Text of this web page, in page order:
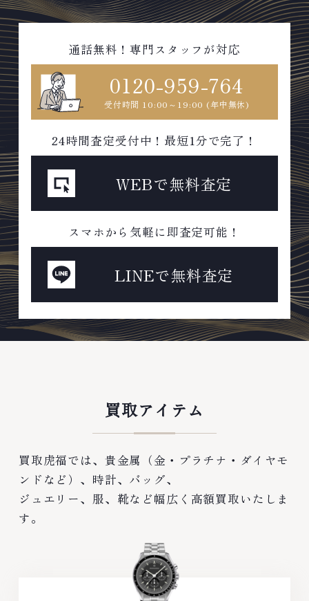
通話無料！専門スタッフが対応
0120-959-764
受付時間 10:00～19:00 (年中無休)
24時間査定受付中！最短1分で完了！
WEBで無料査定
スマホから気軽に即査定可能！
LINEで無料査定
買取アイテム
買取虎福では、貴金属（金・プラチナ・ダイヤモ
ンドなど）、時計、バッグ、
ジュエリー、服、靴など幅広く高額買取いたしま
す。